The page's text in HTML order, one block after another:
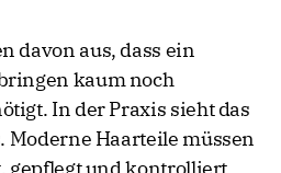
davon aus, dass ein
kaum noch
In der Praxis sieht das
Moderne Haarteile müssen